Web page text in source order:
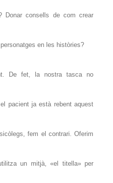
Donar consells de com crear
en les històries?
De fet, la nostra tasca no
pacient ja està rebent aquest
fem el contrari. Oferim
un mitjà, «el titella» per